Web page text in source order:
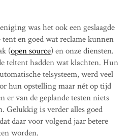
was het ook een geslaagde
en goed wat reclame kunnen
(open source) en onze diensten.
teltent hadden wat klachten. Hun
telsysteem, werd veel
hun opstelling maar nét op tijd
er van de geplande testen niets
Gelukkig is verder alles goed
daar voor volgend jaar betere
worden.